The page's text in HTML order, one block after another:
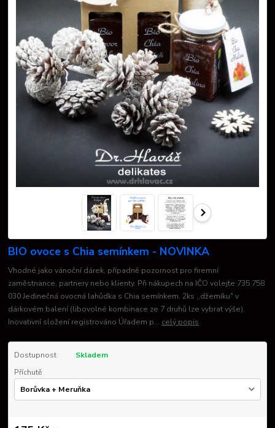
BIO ovoce s Chia semínkem - NOVINKA
Vhodné jako vánoční dárek, případně pozornost pro firemní
zaměstnance, partnery nebo klienty. Při nákupech na IČO volejte 735 758
030 Jedinečná ovocná lahůdka s Chia semínkem. 2ks ,,džemíku" v
dárkovém balení (libovolné kombinace ze 7 druhů lze vybrat výše).
Inovativní složení registrováno Úřadem p... celý popis
Dostupnost
Skladem
Příchutě